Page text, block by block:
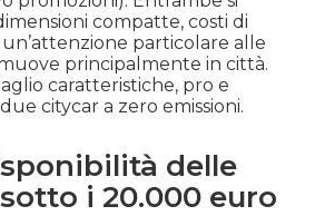
compatte, costi di
particolare alle
principalmente in città.
caratteristiche, pro e
citycar a zero emissioni.
delle
i 20.000 euro